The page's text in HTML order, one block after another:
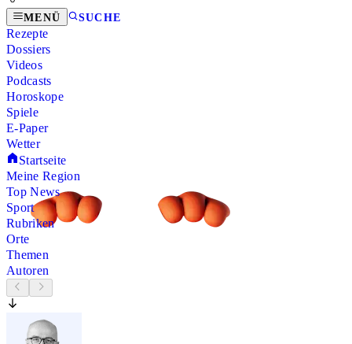
MENÜ SUCHE
Rezepte
Dossiers
Videos
Podcasts
Horoskope
Spiele
E-Paper
Wetter
Startseite
Meine Region
Top News
Sport
Rubriken
Orte
Themen
Autoren